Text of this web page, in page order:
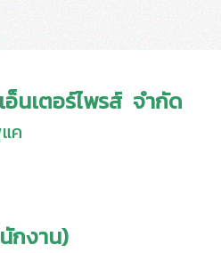
นเตอร์ไพรส์ จำกัด
ค
กงาน)